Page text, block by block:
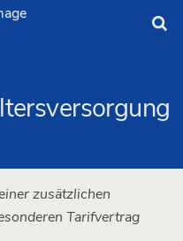
zusätzlichen
Tarifvertrag